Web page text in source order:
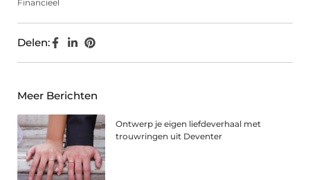
Financieel
Delen:
Meer Berichten
Ontwerp je eigen liefdeverhaal met
trouwringen uit Deventer